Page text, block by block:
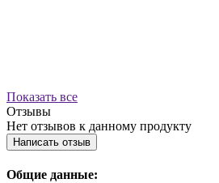
Показать все
Отзывы
Нет отзывов к данному продукту
Написать отзыв
Общие данные: